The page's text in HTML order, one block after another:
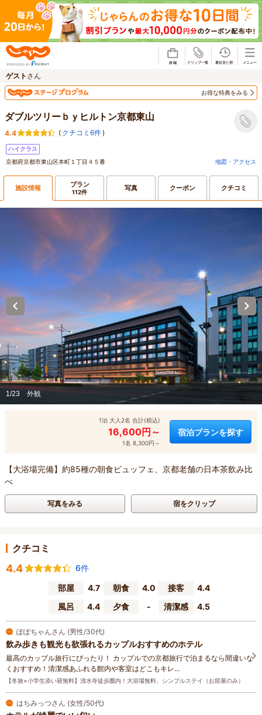
ゲスト さん
お得な特典をみる
ダブルツリーｂｙヒルトン京都東山
4.4 ( クチコミ6件)
ハイクラス
京都府京都市東山区本町１丁目４５番
地図・アクセス
施設情報 プラン
112件 写真 クーポン クチコミ
1/23 外観
1泊 大人2名 合計(税込)
16,600円～
1名 8,300円～
宿泊プランを探す
【大浴場完備】約85種の朝食ビュッフェ、京都老舗の日本茶飲み比
べ
写真をみる 宿をクリップ
クチコミ
4.4
6件
部屋
4.7 朝食 4.0 接客
4.4
風呂
4.4 夕食 - 清潔感 4.5
ぽぽちゃんさん (男性/30代)
飲み歩きも観光も欲張れるカップルおすすめのホテル
最高のカップル旅行にぴったり！ カップルでの京都旅行で泊まるなら間違いな
くおすすめ！清潔感あふれる館内や客室はどこもキレ…
【冬旅×小学生添い寝無料】清水寺徒歩圏内！大浴場無料、シンプルステイ（お部屋のみ）
はちみっつさん (女性/50代)